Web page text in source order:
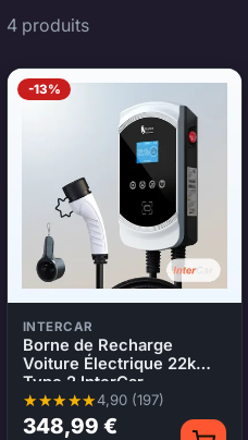
Bornes Wallbox —
4 produits
-13%
INTERCAR
Borne de Recharge
Voiture Électrique 22kW
Type 2 InterCar
4,90 (197)
Note moyenne 4,90 sur 5, 197
348,99 €